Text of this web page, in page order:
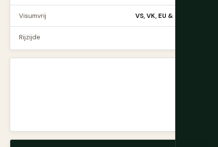
Visumvrij VS, VK, EU & meeste
Rijzijde